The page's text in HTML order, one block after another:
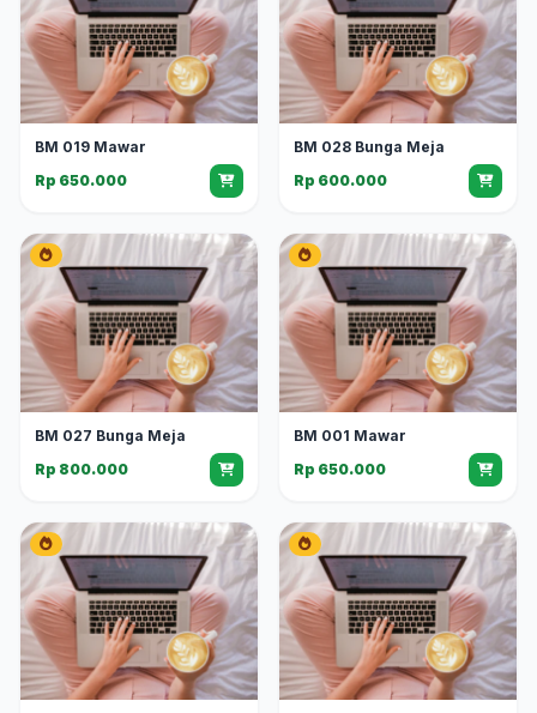
BM 019 Mawar
Rp 650.000
BM 028 Bunga Meja
Rp 600.000
BM 027 Bunga Meja
Rp 800.000
BM 001 Mawar
Rp 650.000